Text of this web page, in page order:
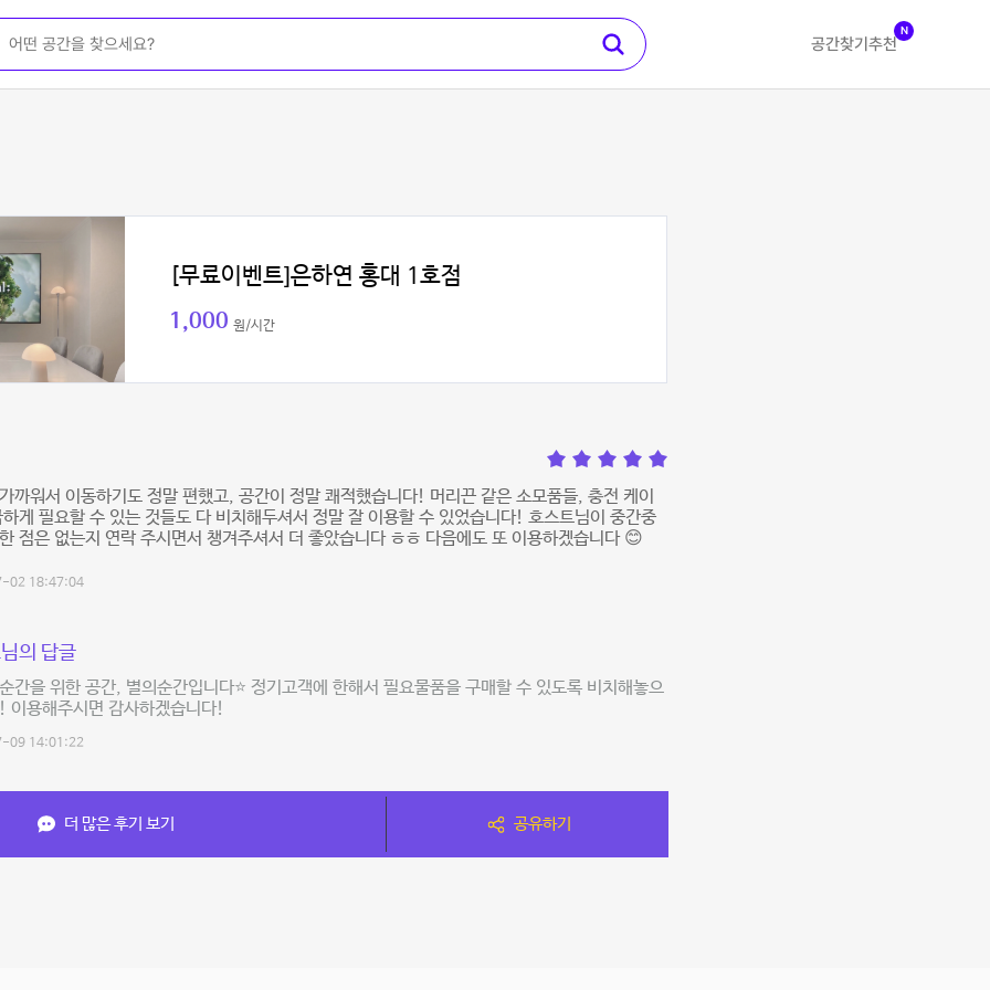
공간찾기 추천
N
[무료이벤트]은하연 홍대 1호점
1,000 원/시간
까워서 이동하기도 정말 편했고, 공간이 정말 쾌적했습니다! 머리끈 같은 소모품들, 충전 케이
게 필요할 수 있는 것들도 다 비치해두셔서 정말 잘 이용할 수 있었습니다! 호스트님이 중간중
점은 없는지 연락 주시면서 챙겨주셔서 더 좋았습니다 ㅎㅎ 다음에도 또 이용하겠습니다 😊
02 18:47:04
의 답글
간을 위한 공간, 별의순간입니다⭐️ 정기고객에 한해서 필요물품을 구매할 수 있도록 비치해놓으
이용해주시면 감사하겠습니다!
09 14:01:22
더 많은 후기 보기 공유하기